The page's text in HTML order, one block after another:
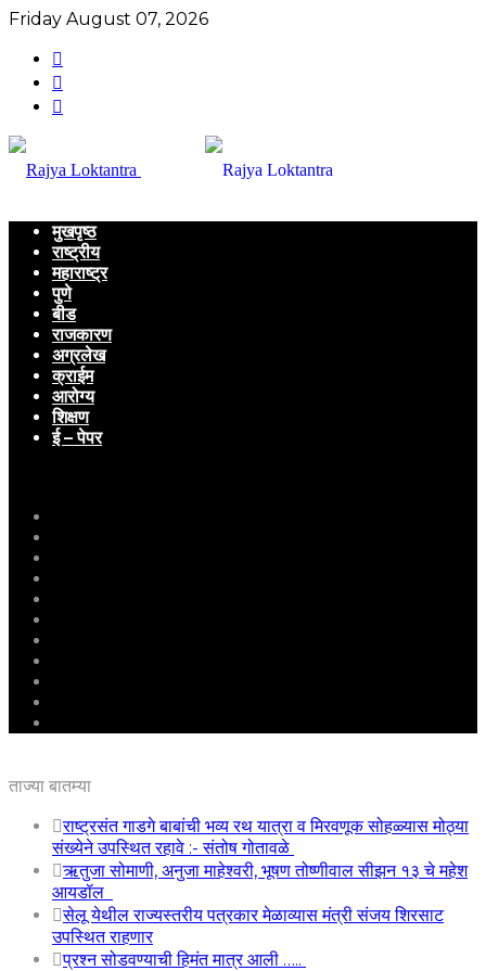
Friday August 07, 2026
मुखपृष्ठ
राष्ट्रीय
महाराष्ट्र
पुणे
बीड
राजकारण
अग्रलेख
क्राईम
आरोग्य
शिक्षण
ई – पेपर
ताज्या बातम्या
राष्ट्रसंत गाडगे बाबांची भव्य रथ यात्रा व मिरवणूक सोहळ्यास मोठ्या
संख्येने उपस्थित रहावे :- संतोष गोतावळे
ऋतुजा सोमाणी, अनुजा माहेश्वरी, भूषण तोष्णीवाल सीझन १३ चे महेश
आयडॉल
सेलू येथील राज्यस्तरीय पत्रकार मेळाव्यास मंत्री संजय शिरसाट
उपस्थित राहणार
प्रश्न सोडवण्याची हिमंत मात्र आली …..